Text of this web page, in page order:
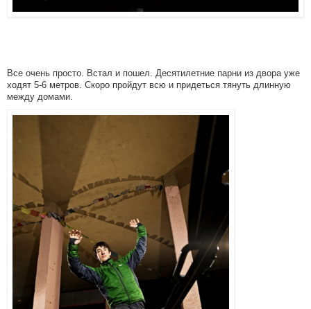
Все очень просто. Встал и пошел. Десятилетние парни из двора уже
ходят 5-6 метров. Скоро пройдут всю и придеться тянуть длинную
между домами.